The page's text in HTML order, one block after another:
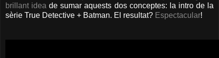
brillant idea de sumar aquests dos conceptes: la intro de la
sèrie True Detective + Batman. El resultat? Espectacular!